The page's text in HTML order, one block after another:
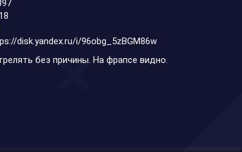
disk.yandex.ru/i/96obg_5zBGM86w
без причины. На фрапсе видно.